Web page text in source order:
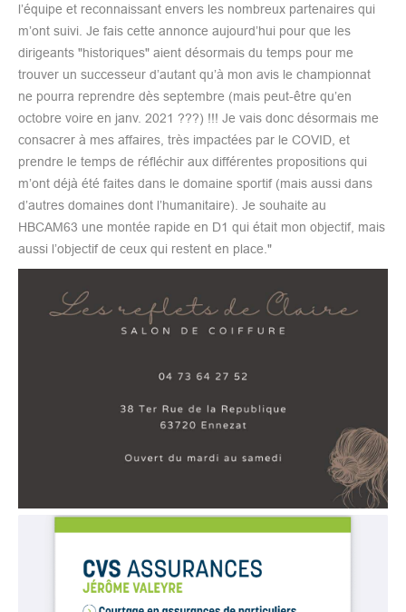
l’équipe et reconnaissant envers les nombreux partenaires qui
m’ont suivi. Je fais cette annonce aujourd’hui pour que les
dirigeants "historiques" aient désormais du temps pour me
trouver un successeur d’autant qu’à mon avis le championnat
ne pourra reprendre dès septembre (mais peut-être qu’en
octobre voire en janv. 2021 ???) !!! Je vais donc désormais me
consacrer à mes affaires, très impactées par le COVID, et
prendre le temps de réfléchir aux différentes propositions qui
m’ont déjà été faites dans le domaine sportif (mais aussi dans
d’autres domaines dont l’humanitaire). Je souhaite au
HBCAM63 une montée rapide en D1 qui était mon objectif, mais
aussi l’objectif de ceux qui restent en place."